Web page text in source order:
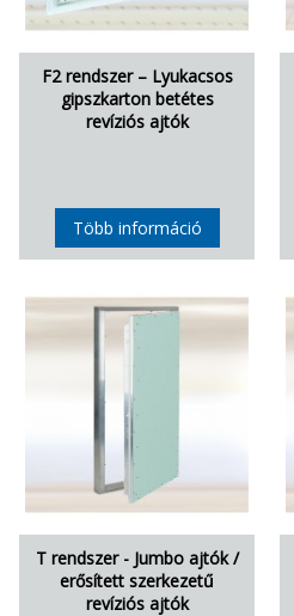
F2 rendszer – Lyukacsos
gipszkarton betétes
revíziós ajtók
Több információ
T rendszer - Jumbo ajtók /
erősített szerkezetű
revíziós ajtók